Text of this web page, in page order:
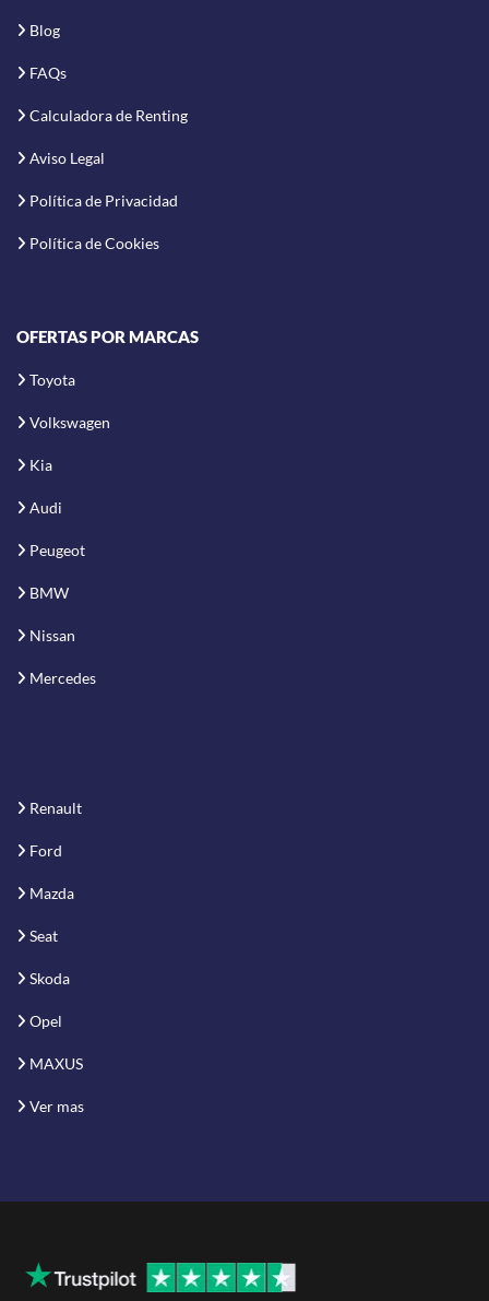
Blog
FAQs
Calculadora de Renting
Aviso Legal
Política de Privacidad
Política de Cookies
OFERTAS POR MARCAS
Toyota
Volkswagen
Kia
Audi
Peugeot
BMW
Nissan
Mercedes
Renault
Ford
Mazda
Seat
Skoda
Opel
MAXUS
Ver mas